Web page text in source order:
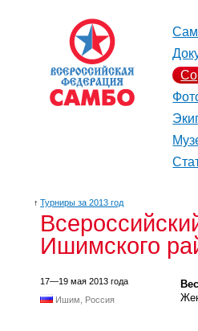
↑ Турниры за 2013 год
Ишимского
17—19 мая 2013 года
Ишим, Россия